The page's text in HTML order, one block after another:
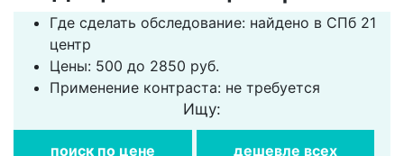
Где сделать обследование: найдено в СПб 21
центр
Цены: 500 до 2850 руб.
Применение контраста: не требуется
Ищу:
поиск по цене дешевле всех